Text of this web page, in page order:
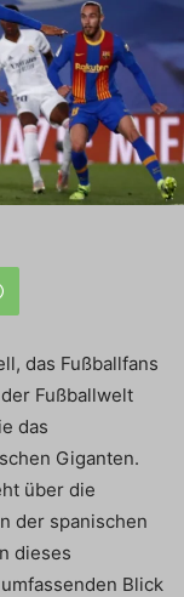
das Fußballfans
Fußballwelt
das
Giganten.
über die
der spanischen
dieses
Blick